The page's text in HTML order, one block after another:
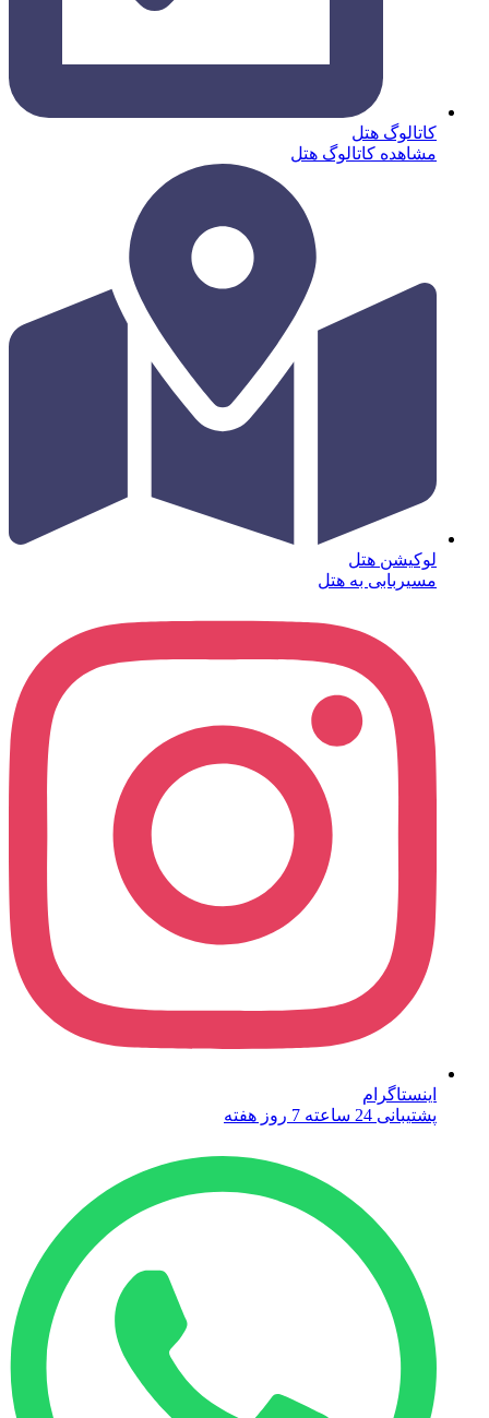
کاتالوگ هتل
مشاهده کاتالوگ هتل
لوکیشن هتل
مسیربابی به هتل
اینستاگرام
پشتیبانی 24 ساعته 7 روز هفته